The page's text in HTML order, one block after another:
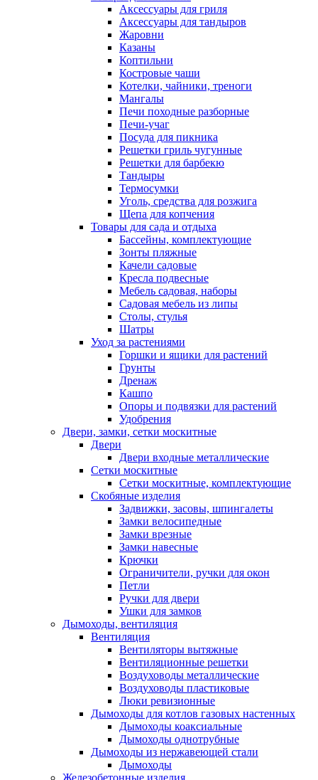
Аксессуары для гриля
Аксессуары для тандыров
Жаровни
Казаны
Коптильни
Костровые чаши
Котелки, чайники, треноги
Мангалы
Печи походные разборные
Печи-учаг
Посуда для пикника
Решетки гриль чугунные
Решетки для барбекю
Тандыры
Термосумки
Уголь, средства для розжига
Щепа для копчения
Товары для сада и отдыха
Бассейны, комплектующие
Зонты пляжные
Качели садовые
Кресла подвесные
Мебель садовая, наборы
Садовая мебель из липы
Столы, стулья
Шатры
Уход за растениями
Горшки и ящики для растений
Грунты
Дренаж
Кашпо
Опоры и подвязки для растений
Удобрения
Двери, замки, сетки москитные
Двери
Двери входные металлические
Сетки москитные
Сетки москитные, комплектующие
Скобяные изделия
Задвижки, засовы, шпингалеты
Замки велосипедные
Замки врезные
Замки навесные
Крючки
Ограничители, ручки для окон
Петли
Ручки для двери
Ушки для замков
Дымоходы, вентиляция
Вентиляция
Вентиляторы вытяжные
Вентиляционные решетки
Воздуховоды металлические
Воздуховоды пластиковые
Люки ревизионные
Дымоходы для котлов газовых настенных
Дымоходы коаксиальные
Дымоходы однотрубные
Дымоходы из нержавеющей стали
Дымоходы
Железобетонные изделия